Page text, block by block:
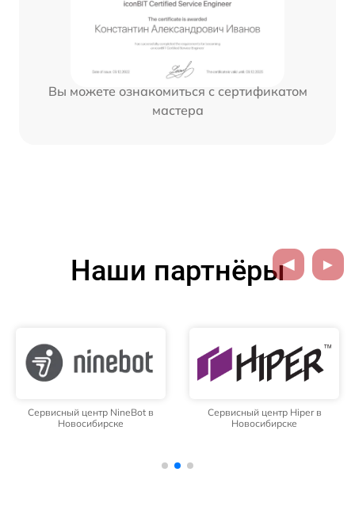
Вы можете ознакомиться с сертификатом
мастера
Наши партнёры
Сервисный центр NineBot в
Новосибирске
Сервисный центр Hiper в
Новосибирске